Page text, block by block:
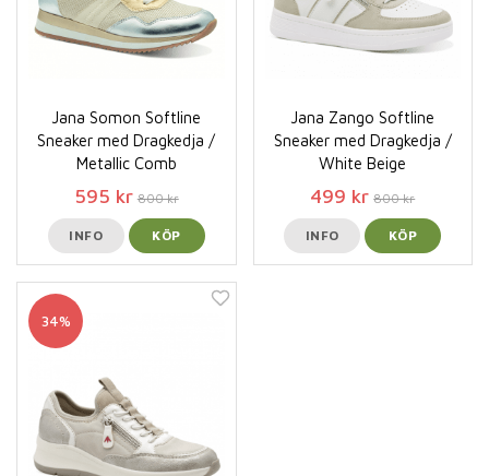
Jana Somon Softline
Sneaker med Dragkedja /
Metallic Comb
595 kr 800 kr
INFO KÖP
Jana Zango Softline
Sneaker med Dragkedja /
White Beige
499 kr 800 kr
INFO KÖP
34%